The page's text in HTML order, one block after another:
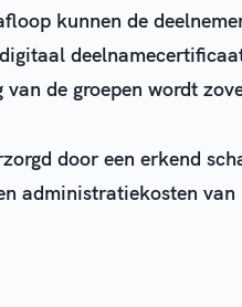
kunnen de
van de groepen wordt
door een erkend
administratiekosten